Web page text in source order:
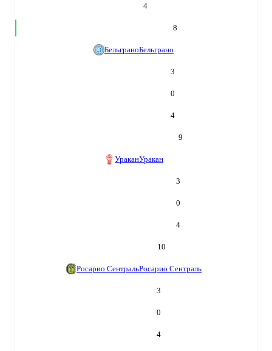
4
8
БельграноБельграно
3
0
4
9
УраканУракан
3
0
4
10
Росарио СентральРосарио Сентраль
3
0
4